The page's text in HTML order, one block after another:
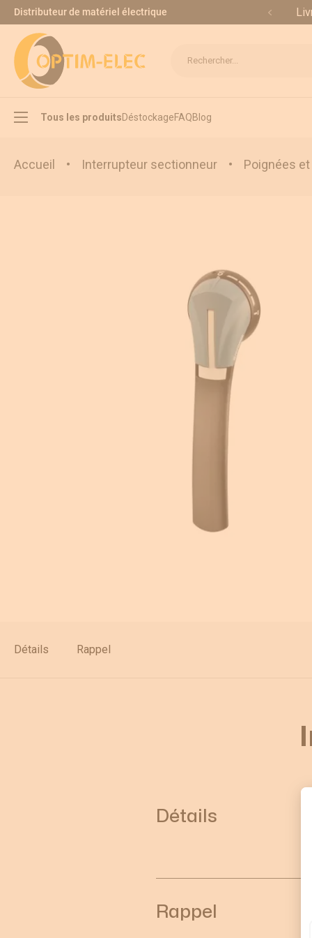
Allez au contenu
Distributeur de matériel électrique
Rechercher...
Tous les produits
Equipement pour armoire électrique
DéstockageFAQBlog
Accueil • Interrupteur sectionneur • Poignées
Détails Rappel
Détails
Rappel